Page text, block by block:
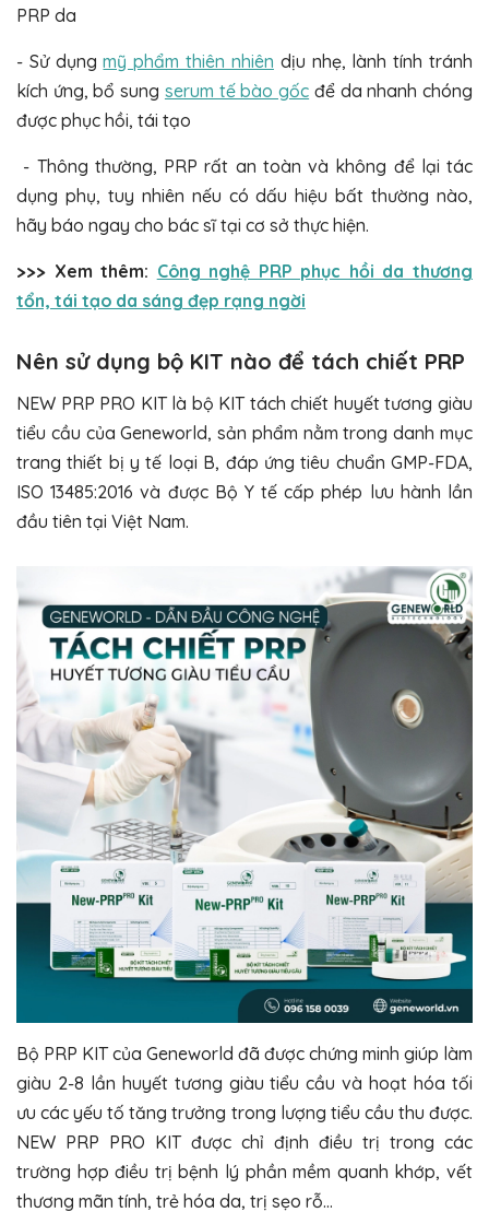
PRP da
- Sử dụngmỹ phẩm thiên nhiên dịu nhẹ, lành tính tránh
kích ứng, bổ sung serum tế bào gốc để da nhanh chóng
được phục hồi, tái tạo
- Thông thường, PRP rất an toàn và không để lại tác
dụng phụ, tuy nhiên nếu có dấu hiệu bất thường nào,
hãy báo ngay cho bác sĩ tại cơ sở thực hiện.
>>> Xem thêm: Công nghệ PRP phục hồi da thương
tổn, tái tạo da sáng đẹp rạng ngời
Nên sử dụng bộ KIT nào để tách chiết PRP
NEW PRP PRO KIT là bộ KIT tách chiết huyết tương giàu
tiểu cầu của Geneworld, sản phẩm nằm trong danh mục
trang thiết bị y tế loại B, đáp ứng tiêu chuẩn GMP-FDA,
ISO 13485:2016 và được Bộ Y tế cấp phép lưu hành lần
đầu tiên tại Việt Nam.
Bộ PRP KIT của Geneworld đã được chứng minh giúp làm
giàu 2-8 lần huyết tương giàu tiểu cầu và hoạt hóa tối
ưu các yếu tố tăng trưởng trong lượng tiểu cầu thu được.
NEW PRP PRO KIT được chỉ định điều trị trong các
trường hợp điều trị bệnh lý phần mềm quanh khớp, vết
thương mãn tính, trẻ hóa da, trị sẹo rỗ…